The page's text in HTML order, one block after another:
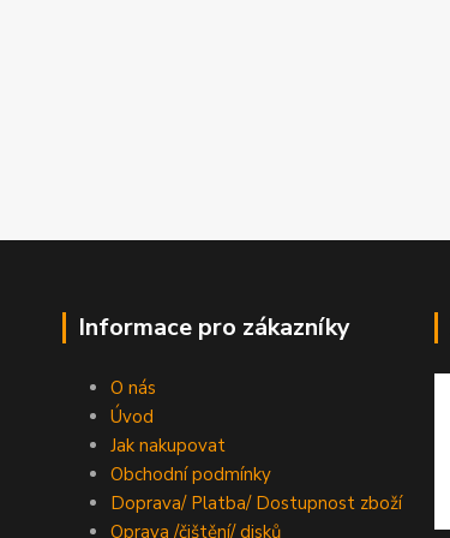
Informace pro zákazníky
O nás
Úvod
Jak nakupovat
Obchodní podmínky
Doprava/ Platba/ Dostupnost zboží
Oprava /čištění/ disků